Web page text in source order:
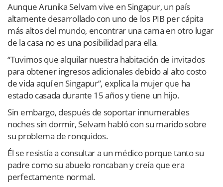
Aunque Arunika Selvam vive en Singapur, un país
altamente desarrollado con uno de los PIB per cápita
más altos del mundo, encontrar una cama en otro lugar
de la casa no es una posibilidad para ella.
“Tuvimos que alquilar nuestra habitación de invitados
para obtener ingresos adicionales debido al alto costo
de vida aquí en Singapur”, explica la mujer que ha
estado casada durante 15 años y tiene un hijo.
Sin embargo, después de soportar innumerables
noches sin dormir, Selvam habló con su marido sobre
su problema de ronquidos.
Él se resistía a consultar a un médico porque tanto su
padre como su abuelo roncaban y creía que era
perfectamente normal.